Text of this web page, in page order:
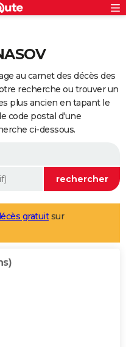
au carnet des décès des
recherche ou trouver un
plus ancien en tapant le
code postal d'une
ci-dessous.
gratuitsur